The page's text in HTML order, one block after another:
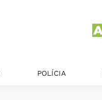
POLÍCIA